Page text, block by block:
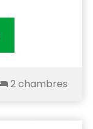
2 chambres